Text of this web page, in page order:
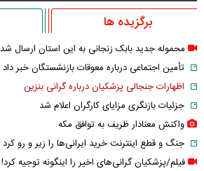
برگزیده ها
محموله جدید بابک زنجانی به این استان ارسال شد
تأمین اجتماعی درباره معوقات بازنشستگان خبر داد
اظهارات جنجالی پزشکیان درباره گرانی بنزین
جزئیات بازنگری مزایای کارگران اعلام شد
واکنش معنادار ظریف به توافق مکه
جنگ و قطع اینترنت خرید ایرانی‌ها را زیر و رو کرد
فیلم/پزشکیان گرانی‌های اخیر را اینگونه توجیه کرد!